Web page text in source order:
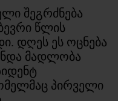
შეგრძნება
წლის
დღეს ეს ოცნება
მადლობა
პირველი